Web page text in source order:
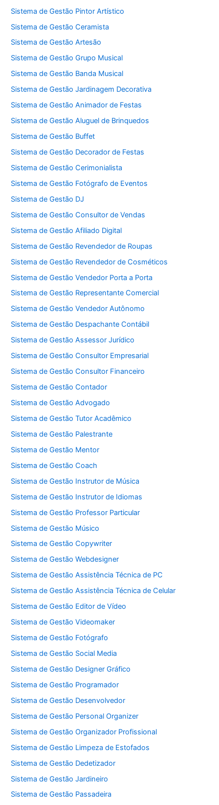
Sistema de Gestão Pintor Artístico
Sistema de Gestão Ceramista
Sistema de Gestão Artesão
Sistema de Gestão Grupo Musical
Sistema de Gestão Banda Musical
Sistema de Gestão Jardinagem Decorativa
Sistema de Gestão Animador de Festas
Sistema de Gestão Aluguel de Brinquedos
Sistema de Gestão Buffet
Sistema de Gestão Decorador de Festas
Sistema de Gestão Cerimonialista
Sistema de Gestão Fotógrafo de Eventos
Sistema de Gestão DJ
Sistema de Gestão Consultor de Vendas
Sistema de Gestão Afiliado Digital
Sistema de Gestão Revendedor de Roupas
Sistema de Gestão Revendedor de Cosméticos
Sistema de Gestão Vendedor Porta a Porta
Sistema de Gestão Representante Comercial
Sistema de Gestão Vendedor Autônomo
Sistema de Gestão Despachante Contábil
Sistema de Gestão Assessor Jurídico
Sistema de Gestão Consultor Empresarial
Sistema de Gestão Consultor Financeiro
Sistema de Gestão Contador
Sistema de Gestão Advogado
Sistema de Gestão Tutor Acadêmico
Sistema de Gestão Palestrante
Sistema de Gestão Mentor
Sistema de Gestão Coach
Sistema de Gestão Instrutor de Música
Sistema de Gestão Instrutor de Idiomas
Sistema de Gestão Professor Particular
Sistema de Gestão Músico
Sistema de Gestão Copywriter
Sistema de Gestão Webdesigner
Sistema de Gestão Assistência Técnica de PC
Sistema de Gestão Assistência Técnica de Celular
Sistema de Gestão Editor de Vídeo
Sistema de Gestão Videomaker
Sistema de Gestão Fotógrafo
Sistema de Gestão Social Media
Sistema de Gestão Designer Gráfico
Sistema de Gestão Programador
Sistema de Gestão Desenvolvedor
Sistema de Gestão Personal Organizer
Sistema de Gestão Organizador Profissional
Sistema de Gestão Limpeza de Estofados
Sistema de Gestão Dedetizador
Sistema de Gestão Jardineiro
Sistema de Gestão Passadeira